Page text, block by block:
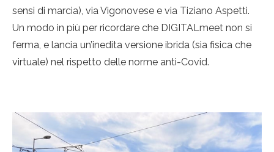
sensi di marcia), via Vigonovese e via Tiziano Aspetti.
Un modo in più per ricordare che DIGITALmeet non si
ferma, e lancia un’inedita versione ibrida (sia fisica che
virtuale) nel rispetto delle norme anti-Covid.